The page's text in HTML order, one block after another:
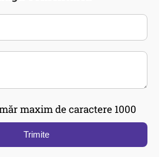
maxim de caractere 1000
Trimite